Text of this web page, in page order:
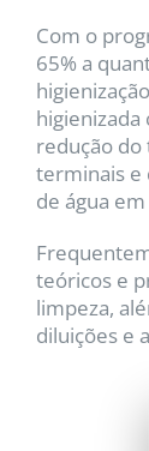
Com o
65% a
redução do
terminais e
de água
teóricos e
limpeza,
diluições e